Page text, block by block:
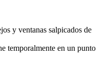
y ventanas salpicados de
temporalmente en un punto